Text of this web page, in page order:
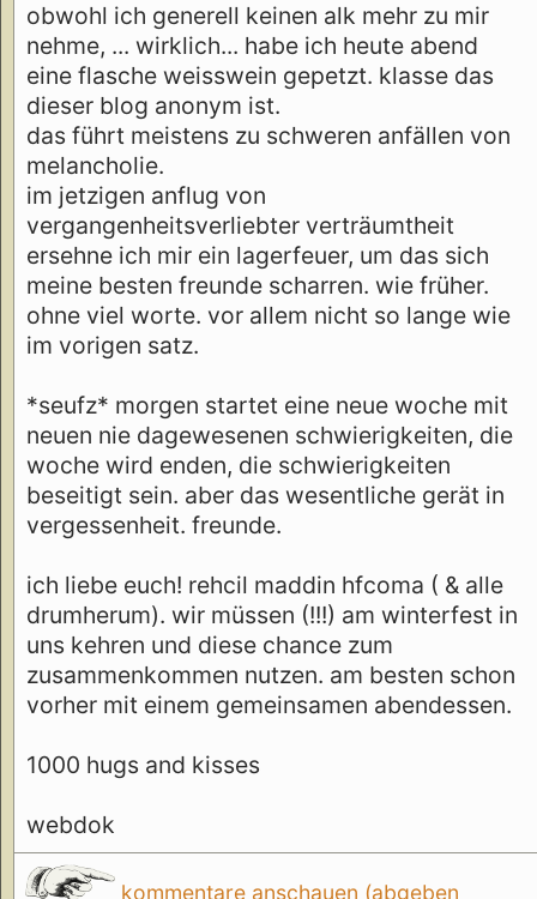
obwohl ich generell keinen alk mehr zu mir
nehme, ... wirklich... habe ich heute abend
eine flasche weisswein gepetzt. klasse das
dieser blog anonym ist.
das führt meistens zu schweren anfällen von
melancholie.
im jetzigen anflug von
vergangenheitsverliebter verträumtheit
ersehne ich mir ein lagerfeuer, um das sich
meine besten freunde scharren. wie früher.
ohne viel worte. vor allem nicht so lange wie
im vorigen satz.
*seufz* morgen startet eine neue woche mit
neuen nie dagewesenen schwierigkeiten, die
woche wird enden, die schwierigkeiten
beseitigt sein. aber das wesentliche gerät in
vergessenheit. freunde.
ich liebe euch! rehcil maddin hfcoma ( & alle
drumherum). wir müssen (!!!) am winterfest in
uns kehren und diese chance zum
zusammenkommen nutzen. am besten schon
vorher mit einem gemeinsamen abendessen.
1000 hugs and kisses
webdok
kommentare anschauen (abgeben